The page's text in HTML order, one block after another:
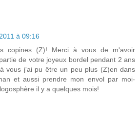
à 09:16
copines (Z)! Merci à vous de m'avoir
de votre joyeux bordel pendant 2 ans
vous j'ai pu être un peu plus (Z)en dans
et aussi prendre mon envol par moi-
il y a quelques mois!